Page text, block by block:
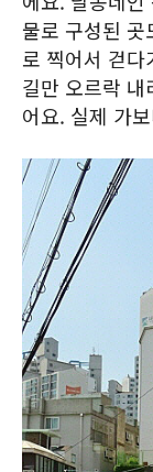
물로 구성된
로 찍어서 걷다
길만 오르락
어요. 실제 가